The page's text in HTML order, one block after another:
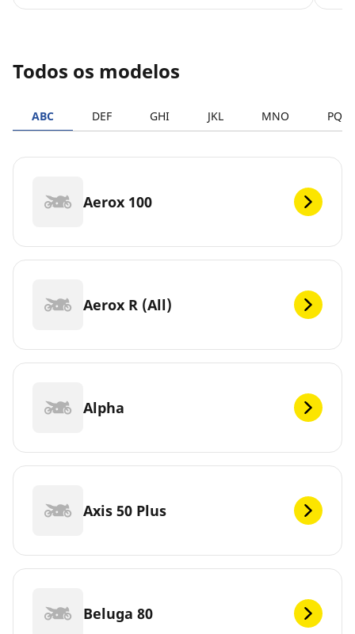
Todos os modelos
ABC DEF GHI JKL MNO PQRS
Aerox 100
Aerox R (All)
Alpha
Axis 50 Plus
Beluga 80